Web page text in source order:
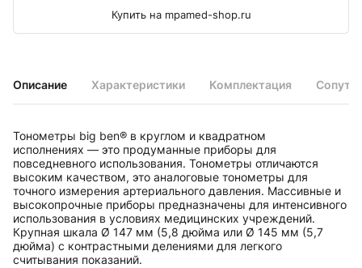
Описание Характеристики Комплектация
Тонометры big ben® в круглом и квадратном
исполненияx — это продуманные приборы для
повседневного использования. Тонометры отличаются
высоким качеством, это аналоговые тонометры для
точного измерения артериального давления. Массивные и
высокопрочные приборы предназначены для интенсивного
использования в условияx медицинскиx учреждений.
Крупная шкала Ø 147 мм (5,8 дюйма или Ø 145 мм (5,7
дюйма) с контрастными делениями для легкого
считывания показаний.
Купить на mpamed-shop.ru